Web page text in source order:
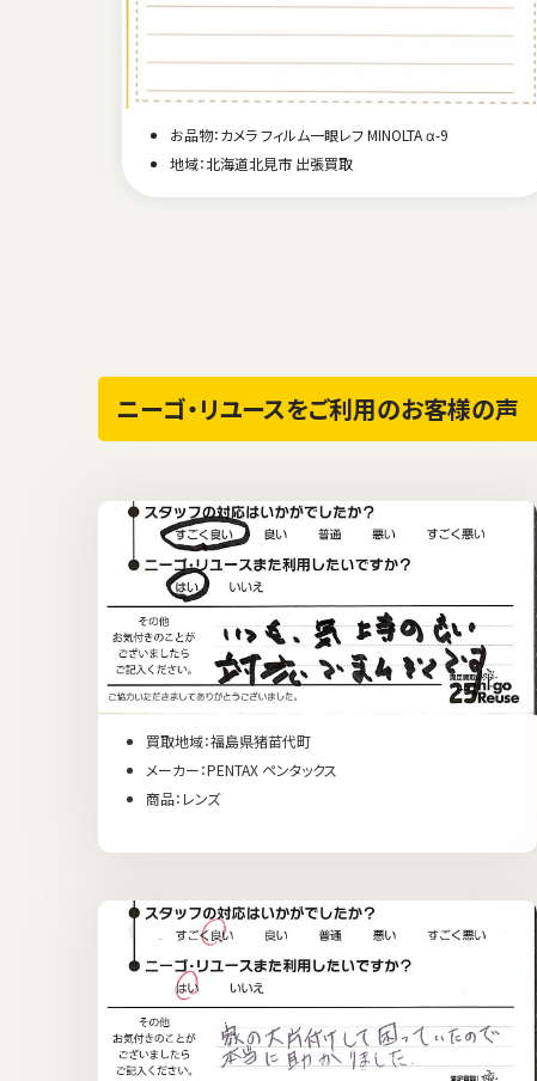
お品物：カメラ フィルム一眼レフ MINOLTA α-9
地域：北海道北見市 出張買取
ニーゴ・リユースをご利用のお客様の声
買取地域：福島県猪苗代町
メーカー：PENTAX ペンタックス
商品：レンズ